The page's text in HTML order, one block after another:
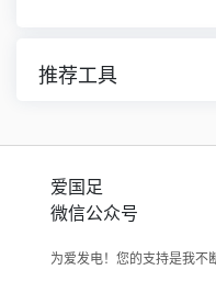
推荐工具
爱国足
微信公众号
为爱发电！您的支持是我不